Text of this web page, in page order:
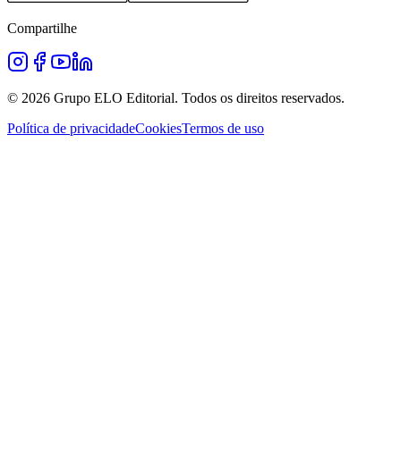
Compartilhe
© 2026 Grupo ELO Editorial. Todos os direitos reservados.
Política de privacidadeCookiesTermos de uso